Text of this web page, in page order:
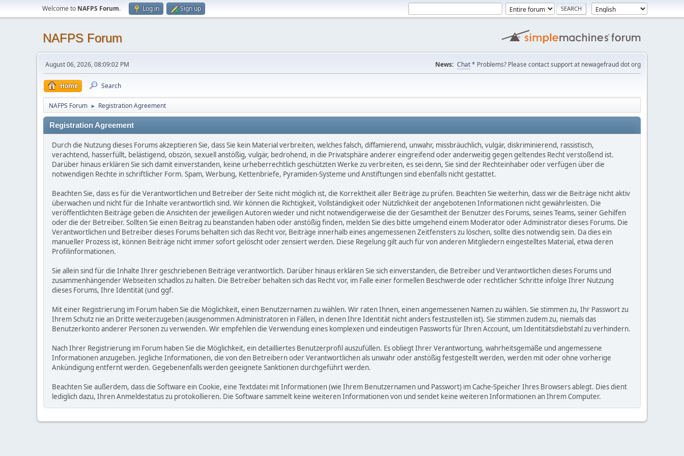
Welcome to NAFPS Forum. Log in Sign up
NAFPS Forum
August 06, 2026, 08:09:02 PM News: Chat* Problems? Please contact support at newagefraud dot org
Home Search
NAFPS Forum ► Registration Agreement
Registration Agreement
Durch die Nutzung dieses Forums akzeptieren Sie, dass Sie kein Material verbreiten, welches falsch, diffamierend, unwahr, missbräuchlich, vulgär, diskriminierend, rassistisch,
verachtend, hasserfüllt, belästigend, obszön, sexuell anstößig, vulgär, bedrohend, in die Privatsphäre anderer eingreifend oder anderweitig gegen geltendes Recht verstoßend ist.
Darüber hinaus erklären Sie sich damit einverstanden, keine urheberrechtlich geschützten Werke zu verbreiten, es sei denn, Sie sind der Rechteinhaber oder verfügen über die
notwendigen Rechte in schriftlicher Form. Spam, Werbung, Kettenbriefe, Pyramiden-Systeme und Anstiftungen sind ebenfalls nicht gestattet.
Beachten Sie, dass es für die Verantwortlichen und Betreiber der Seite nicht möglich ist, die Korrektheit aller Beiträge zu prüfen. Beachten Sie weiterhin, dass wir die Beiträge nicht aktiv
überwachen und nicht für die Inhalte verantwortlich sind. Wir können die Richtigkeit, Vollständigkeit oder Nützlichkeit der angebotenen Informationen nicht gewährleisten. Die
veröffentlichten Beiträge geben die Ansichten der jeweiligen Autoren wieder und nicht notwendigerweise die der Gesamtheit der Benutzer des Forums, seines Teams, seiner Gehilfen
oder die der Betreiber. Sollten Sie einen Beitrag zu beanstanden haben oder anstößig finden, melden Sie dies bitte umgehend einem Moderator oder Administrator dieses Forums. Die
Verantwortlichen und Betreiber dieses Forums behalten sich das Recht vor, Beiträge innerhalb eines angemessenen Zeitfensters zu löschen, sollte dies notwendig sein. Da dies ein
manueller Prozess ist, können Beiträge nicht immer sofort gelöscht oder zensiert werden. Diese Regelung gilt auch für von anderen Mitgliedern eingestelltes Material, etwa deren
Profilinformationen.
Sie allein sind für die Inhalte Ihrer geschriebenen Beiträge verantwortlich. Darüber hinaus erklären Sie sich einverstanden, die Betreiber und Verantwortlichen dieses Forums und
zusammenhängender Webseiten schadlos zu halten. Die Betreiber behalten sich das Recht vor, im Falle einer formellen Beschwerde oder rechtlicher Schritte infolge Ihrer Nutzung
dieses Forums, Ihre Identität (und ggf.
Mit einer Registrierung im Forum haben Sie die Möglichkeit, einen Benutzernamen zu wählen. Wir raten Ihnen, einen angemessenen Namen zu wählen. Sie stimmen zu, Ihr Passwort zu
Ihrem Schutz nie an Dritte weiterzugeben (ausgenommen Administratoren in Fällen, in denen Ihre Identität nicht anders festzustellen ist). Sie stimmen zudem zu, niemals das
Benutzerkonto anderer Personen zu verwenden. Wir empfehlen die Verwendung eines komplexen und eindeutigen Passworts für Ihren Account, um Identitätsdiebstahl zu verhindern.
Nach Ihrer Registrierung im Forum haben Sie die Möglichkeit, ein detailliertes Benutzerprofil auszufüllen. Es obliegt Ihrer Verantwortung, wahrheitsgemäße und angemessene
Informationen anzugeben. Jegliche Informationen, die von den Betreibern oder Verantwortlichen als unwahr oder anstößig festgestellt werden, werden mit oder ohne vorherige
Ankündigung entfernt werden. Gegebenenfalls werden geeignete Sanktionen durchgeführt werden.
Beachten Sie außerdem, dass die Software ein Cookie, eine Textdatei mit Informationen (wie Ihrem Benutzernamen und Passwort) im Cache-Speicher Ihres Browsers ablegt. Dies dient
lediglich dazu, Ihren Anmeldestatus zu protokollieren. Die Software sammelt keine weiteren Informationen von und sendet keine weiteren Informationen an Ihrem Computer.